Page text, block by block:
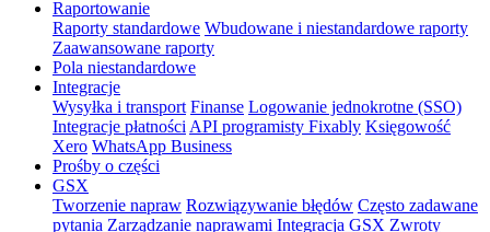
Raportowanie
Raporty standardowe Wbudowane i niestandardowe raporty
Zaawansowane raporty
Pola niestandardowe
Integracje
Wysyłka i transport Finanse Logowanie jednokrotne (SSO)
Integracje płatności API programisty Fixably Księgowość
Xero WhatsApp Business
Prośby o części
GSX
Tworzenie napraw Rozwiązywanie błędów Często zadawane
pytania Zarządzanie naprawami Integracja GSX Zwroty